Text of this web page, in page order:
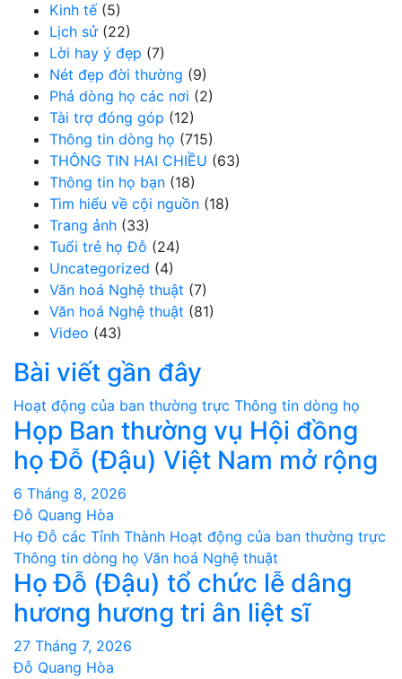
Kinh tế(5)
Lịch sử(22)
Lời hay ý đẹp (7)
Nét đẹp đời thường (9)
Phả dòng họ các nơi (2)
Tài trợ đóng góp (12)
Thông tin dòng họ (715)
THÔNG TIN HAI CHIỀU (63)
Thông tin họ bạn (18)
Tìm hiểu về cội nguồn (18)
Trang ảnh (33)
Tuổi trẻ họ Đỗ (24)
Uncategorized (4)
Văn hoá Nghệ thuật (7)
Văn hoá Nghệ thuật (81)
Video (43)
Bài viết gần đây
Hoạt động của ban thường trực Thông tin dòng họ
Họp Ban thường vụ Hội đồng
họ Đỗ (Đậu) Việt Nam mở rộng
6 Tháng 8, 2026
Đỗ Quang Hòa
Họ Đỗ các Tỉnh Thành Hoạt động của ban thường trực
Thông tin dòng họ Văn hoá Nghệ thuật
Họ Đỗ (Đậu) tổ chức lễ dâng
hương hương tri ân liệt sĩ
27 Tháng 7, 2026
Đỗ Quang Hòa